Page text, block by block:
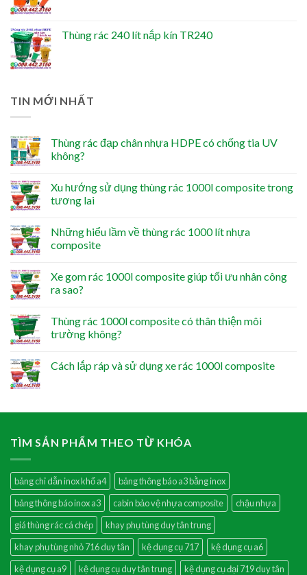
Thùng rác 240 lít nắp kín TR240
TIN MỚI NHẤT
Thùng rác đạp chân nhựa HDPE có chống tia UV
không?
Xu hướng sử dụng thùng rác 1000l composite trong
tương lai
Những hiểu lầm về thùng rác 1000 lít nhựa
composite
Xe gom rác 1000l composite giúp tối ưu nhân công
ra sao?
Thùng rác 1000l composite có thân thiện môi
trường không?
Cách lắp ráp và sử dụng xe rác 1000l composite
TÌM SẢN PHẨM THEO TỪ KHÓA
bảng chỉ dẫn inox khổ a4
bảng thông báo a3 bằng inox
bảng thông báo inox a3
cabin bảo vệ nhựa composite
chậu nhựa
giá thùng rác cá chép
khay phụ tùng duy tân trung
khay phụ tùng nhỏ 716 duy tân
kệ dụng cụ 717
kệ dụng cụ a6
kệ dụng cụ a9
kệ dụng cụ duy tân trung
kệ dụng cụ đại 719 duy tân